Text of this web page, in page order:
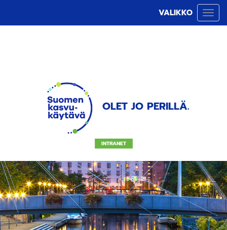
OLET JO PERILLÄ.
INTRANET
VALIKKO